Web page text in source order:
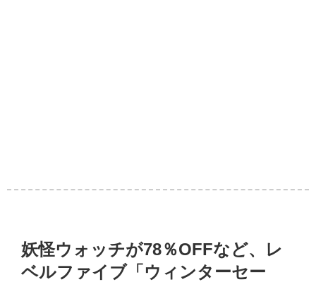
妖怪ウォッチが78％OFFなど、レ
ベルファイブ「ウィンターセー